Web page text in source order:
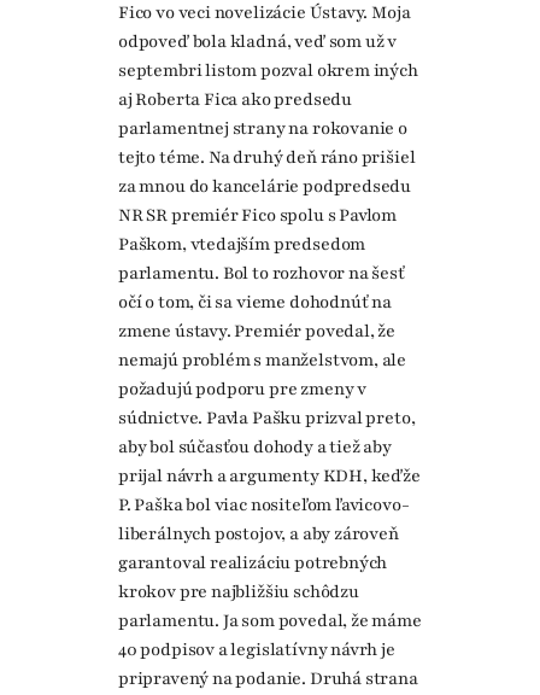
Fico vo veci novelizácie Ústavy. Moja
odpoveď bola kladná, veď som už v
septembri listom pozval okrem iných
aj Roberta Fica ako predsedu
parlamentnej strany na rokovanie o
tejto téme. Na druhý deň ráno prišiel
za mnou do kancelárie podpredsedu
NR SR premiér Fico spolu s Pavlom
Paškom, vtedajším predsedom
parlamentu. Bol to rozhovor na šesť
očí o tom, či sa vieme dohodnúť na
zmene ústavy. Premiér povedal, že
nemajú problém s manželstvom, ale
požadujú podporu pre zmeny v
súdnictve. Pavla Pašku prizval preto,
aby bol súčasťou dohody a tiež aby
prijal návrh a argumenty KDH, keďže
P. Paška bol viac nositeľom ľavicovo-
liberálnych postojov, a aby zároveň
garantoval realizáciu potrebných
krokov pre najbližšiu schôdzu
parlamentu. Ja som povedal, že máme
40 podpisov a legislatívny návrh je
pripravený na podanie. Druhá strana